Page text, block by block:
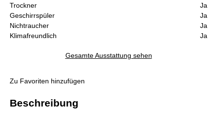
Trockner
Ja
Geschirrspüler
Ja
Nichtraucher
Ja
Klimafreundlich
Ja
Gesamte Ausstattung sehen
Zu Favoriten hinzufügen
Beschreibung